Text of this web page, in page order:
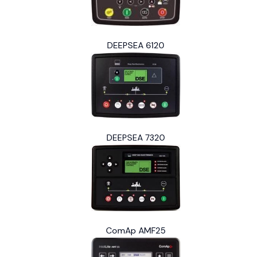
DEEPSEA 6120
DEEPSEA 7320
ComAp AMF25